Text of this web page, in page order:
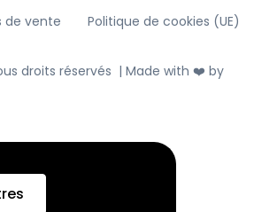
de vente
Politique de cookies (UE)
droits réservés | Made with ❤️ by